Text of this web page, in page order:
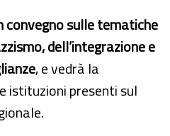
sulle tematiche
dell’integrazione e
, e vedrà la
istituzioni presenti sul